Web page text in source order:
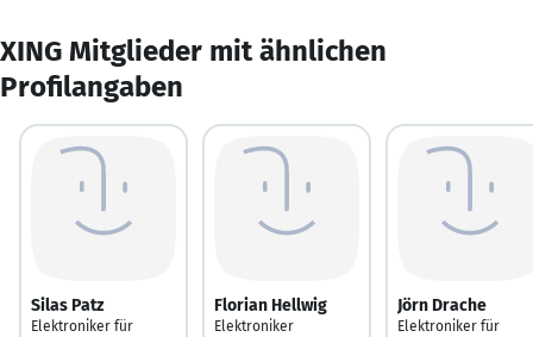
XING Mitglieder mit ähnlichen
Profilangaben
Silas Patz
Elektroniker für
Florian Hellwig
Elektroniker
Jörn Drache
Elektroniker für